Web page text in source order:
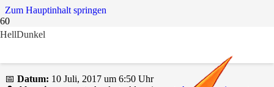
Zum Hauptinhalt springen
HellDunkel
📟Brand Wiese
📅 Datum: 10 Juli, 2017 um 6:50 Uhr